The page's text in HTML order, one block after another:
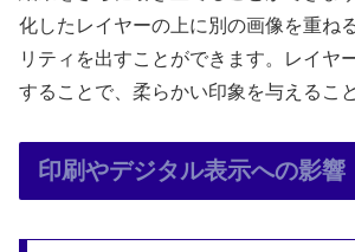
化したレイヤーの上に別の画像を重ね
リティを出すことができます。レイヤ
することで、柔らかい印象を与えるこ
印刷やデジタル表示への影響